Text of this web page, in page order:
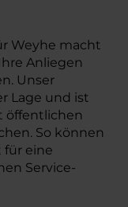
Weyhe macht
Anliegen
Unser
Lage und ist
öffentlichen
So können
für eine
Service-